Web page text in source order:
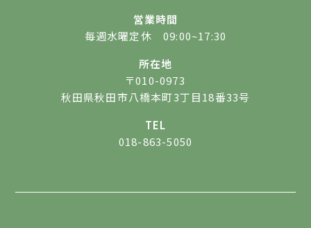
営業時間
毎週水曜定休 09:00~17:30
所在地
〒010-0973
秋田県秋田市八橋本町3丁目18番33号
TEL
018-863-5050